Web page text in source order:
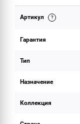
ОБЪЕМ ПОСТАВКИ
Артикул
Гарантия
Тип
Назначение
Коллекция